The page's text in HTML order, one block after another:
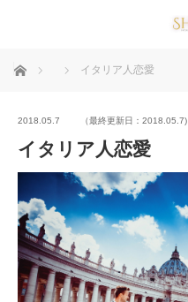
ホーム イタリア人恋愛
2018.05.7 （最終更新日：2018.05.7)
イタリア人恋愛